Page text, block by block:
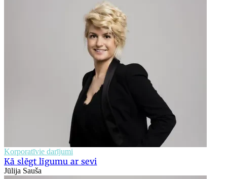
Korporatīvie darījumi
Kā slēgt līgumu ar sevi
Jūlija Sauša